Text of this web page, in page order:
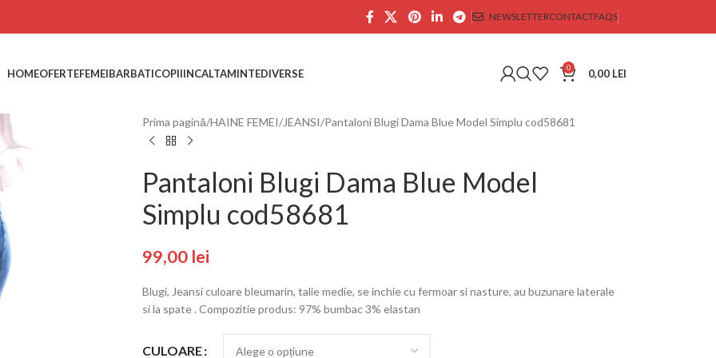
NEWSLETTERCONTACTFAQS
HOMEOFERTEFEMEIBARBATICOPIIINCALTAMINTEDIVERSE 0 0,00 LEI
Prima pagină HAINE FEMEI JEANSI Pantaloni Blugi Dama Blue Model Simplu cod58681
Pantaloni Blugi Dama Blue Model
Simplu cod58681
99,00 lei
Blugi, Jeansi culoare bleumarin, talie medie, se inchie cu fermoar si nasture, au buzunare laterale
si la spate . Compozitie produs: 97% bumbac 3% elastan
CULOARE